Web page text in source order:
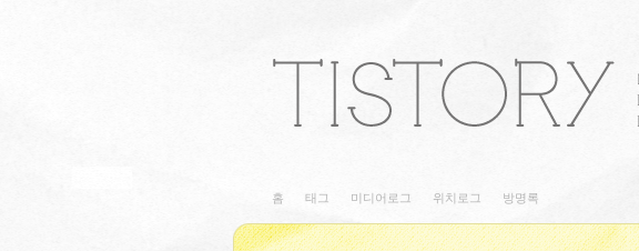
홈 태그 미디어로그 위치로그 방명록